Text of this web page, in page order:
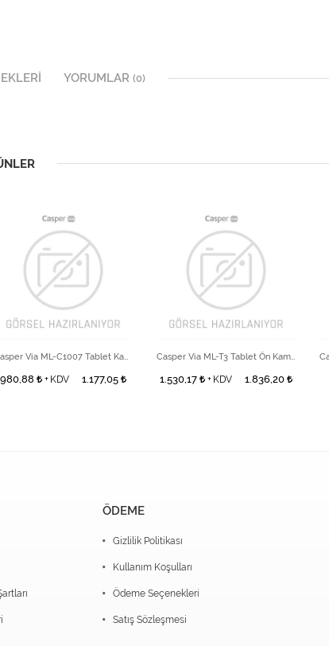
YORUMLAR (0)
980,88 + KDV 1.177,05 1.530,17 + KDV 1.836,20
ÖDEME
Gizlilik Politikası
Kullanım Koşulları
Ödeme Seçenekleri
Satış Sözleşmesi